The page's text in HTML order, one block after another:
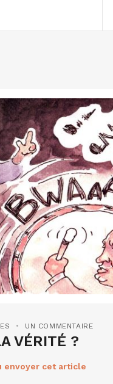
UN COMMENTAIRE
VÉRITÉ ?
envoyer cet article